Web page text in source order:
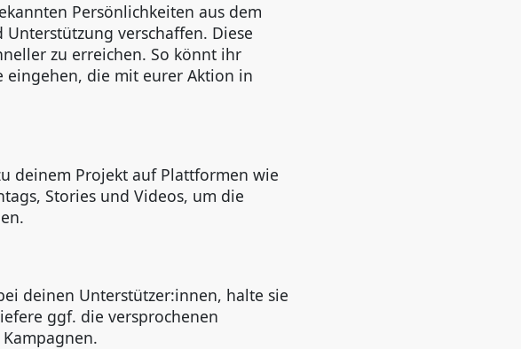
Persönlichkeiten aus dem
verschaffen. Diese
zu erreichen. So könnt ihr
eingehen, die mit eurer Aktion in
deinem Projekt auf Plattformen wie
Stories und Videos, um die
deinen Unterstützer:innen, halte sie
ggf. die versprochenen